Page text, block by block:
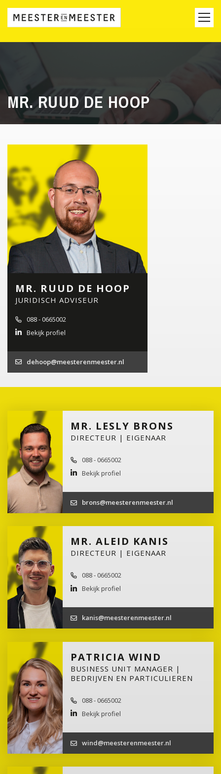
MR. RUUD DE HOOP
MR. RUUD DE HOOP
JURIDISCH ADVISEUR
088 - 0665002
Bekijk profiel
dehoop@meesterenmeester.nl
MR. LESLY BRONS
DIRECTEUR | EIGENAAR
088 - 0665002
Bekijk profiel
brons@meesterenmeester.nl
MR. ALEID KANIS
DIRECTEUR | EIGENAAR
088 - 0665002
Bekijk profiel
kanis@meesterenmeester.nl
PATRICIA WIND
BUSINESS UNIT MANAGER |
BEDRIJVEN EN PARTICULIEREN
088 - 0665002
Bekijk profiel
wind@meesterenmeester.nl